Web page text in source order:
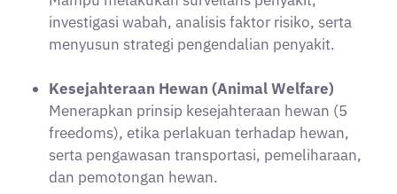
investigasi wabah, analisis faktor risiko, serta
menyusun strategi pengendalian penyakit.
Kesejahteraan Hewan (Animal Welfare)
Menerapkan prinsip kesejahteraan hewan (5
freedoms), etika perlakuan terhadap hewan,
serta pengawasan transportasi, pemeliharaan,
dan pemotongan hewan.